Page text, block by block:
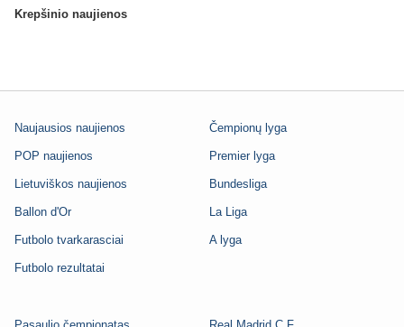
Krepšinio naujienos
Naujausios naujienos
POP naujienos
Lietuviškos naujienos
Ballon d'Or
Futbolo tvarkarasciai
Futbolo rezultatai
Čempionų lyga
Premier lyga
Bundesliga
La Liga
A lyga